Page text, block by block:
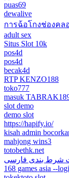
puas69
dewalive
การฉ้อโกงช่องคล
adult sex
Situs Slot 10k
pos4d
pos4d
becak4d
RTP KENZO188
toko777
masuk
slot demo
demo slot
https://hapify.io/
kisah admin
mahjong wins3
totobethk.net
شرط بندی فارسی
168 games asia --